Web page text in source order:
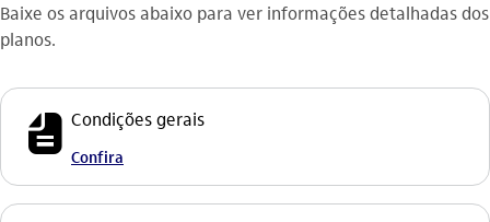
Baixe os arquivos abaixo para ver informações detalhadas dos
planos.
icon-itaufonts_fatura Condições gerais
Confira